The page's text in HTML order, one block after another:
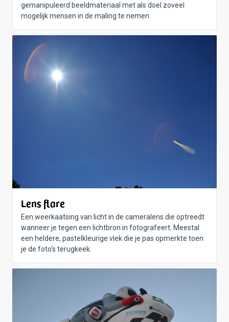
gemanipuleerd beeldmateriaal met als doel zoveel
mogelijk mensen in de maling te nemen.
Lens flare
Een weerkaatsing van licht in de cameralens die optreedt
wanneer je tegen een lichtbron in fotografeert. Meestal
een heldere, pastelkleurige vlek die je pas opmerkte toen
je de foto's terugkeek.